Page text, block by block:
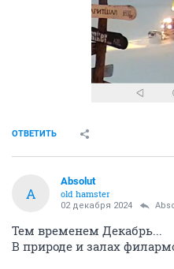
ОТВЕТИТЬ
A
Absolut
old hamster
02 декабря 2024
Тем временем Декабрь...
В природе и залах